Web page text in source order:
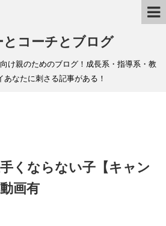
とコーチとブログ
け親のためのブログ！成長系・指導系・教
あなたに刺さる記事がある！
手くならない子【キャン
画有